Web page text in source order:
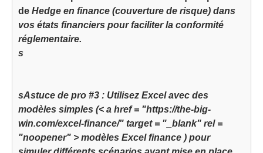
de Hedge en finance (couverture de risque) dans
vos états financiers pour faciliter la conformité
réglementaire.
s
sAstuce de pro #3 : Utilisez Excel avec des
modèles simples (< a href = "https://the-big-
win.com/excel-finance/" target = "_blank" rel =
"noopener" > modèles Excel finance ) pour